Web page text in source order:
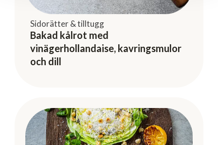
Sidorätter & tilltugg
Bakad kålrot med
vinägerhollandaise, kavringsmulor
och dill